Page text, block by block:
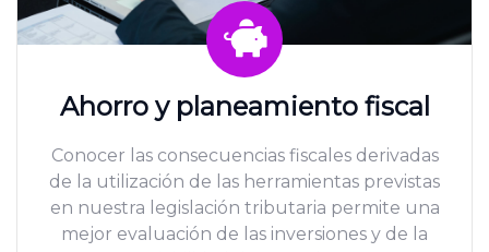
Ahorro y planeamiento fiscal
Conocer las consecuencias fiscales derivadas
de la utilización de las herramientas previstas
en nuestra legislación tributaria permite una
mejor evaluación de las inversiones y de la